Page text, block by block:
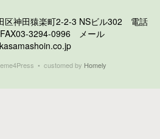
神田猿楽町2-2-3 NSビル302 電話
3294-0996 メール
• customed by Homely